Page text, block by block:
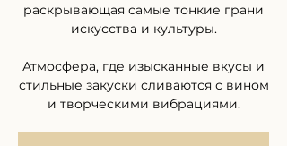
раскрывающая самые тонкие грани
искусства и культуры.
Атмосфера, где изысканные вкусы и
стильные закуски сливаются с вином
и творческими вибрациями.